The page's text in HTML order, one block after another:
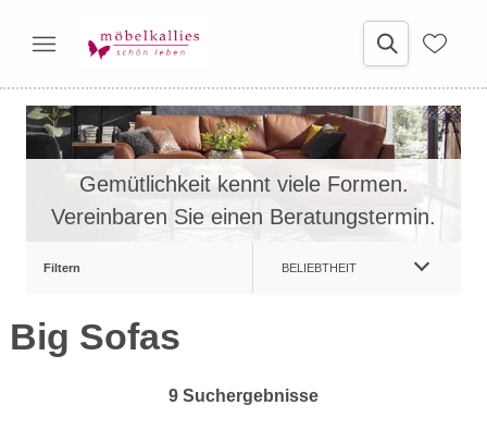
Gemütlichkeit kennt viele Formen.
Vereinbaren Sie einen Beratungstermin.
Filtern BELIEBTHEIT
Big Sofas
9 Suchergebnisse